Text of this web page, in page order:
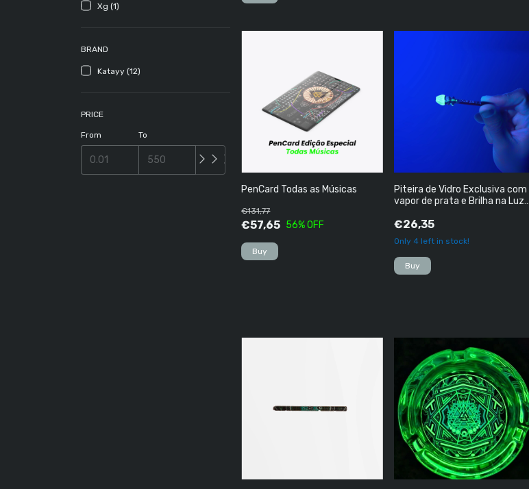
Xg (1)
BRAND
Katayy (12)
PRICE
From To
PenCard Todas as Músicas
€57,65
€131,77
56% OFF
Piteira de Vidro Exclusiva com
vapor de prata e Brilha na Luz
€26,35
Only 4left in stock!